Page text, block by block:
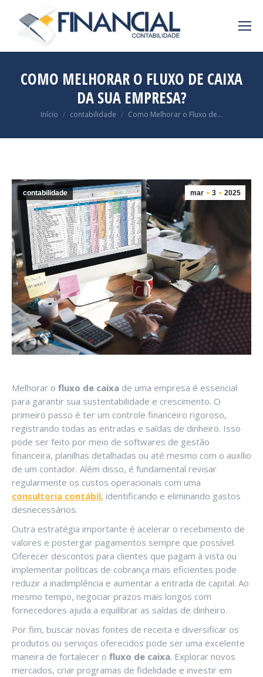
COMO MELHORAR O FLUXO DE CAIXA
DA SUA EMPRESA?
Você está aqui:
Início contabilidade Como Melhorar o Fluxo de…
mar 3 2025
contabilidade
Melhorar o fluxo de caixa de uma empresa é essencial
para garantir sua sustentabilidade e crescimento. O
primeiro passo é ter um controle financeiro rigoroso,
registrando todas as entradas e saídas de dinheiro. Isso
pode ser feito por meio de softwares de gestão
financeira, planilhas detalhadas ou até mesmo com o auxílio
de um contador. Além disso, é fundamental revisar
regularmente os custos operacionais com uma
consultoria contábil, identificando e eliminando gastos
desnecessários.
Outra estratégia importante é acelerar o recebimento de
valores e postergar pagamentos sempre que possível.
Oferecer descontos para clientes que pagam à vista ou
implementar políticas de cobrança mais eficientes pode
reduzir a inadimplência e aumentar a entrada de capital. Ao
mesmo tempo, negociar prazos mais longos com
fornecedores ajuda a equilibrar as saídas de dinheiro.
Por fim, buscar novas fontes de receita e diversificar os
produtos ou serviços oferecidos pode ser uma excelente
maneira de fortalecer o fluxo de caixa. Explorar novos
mercados, criar programas de fidelidade e investir em